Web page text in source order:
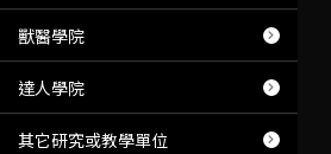
獸醫學院
達人學院
其它研究或教學單位